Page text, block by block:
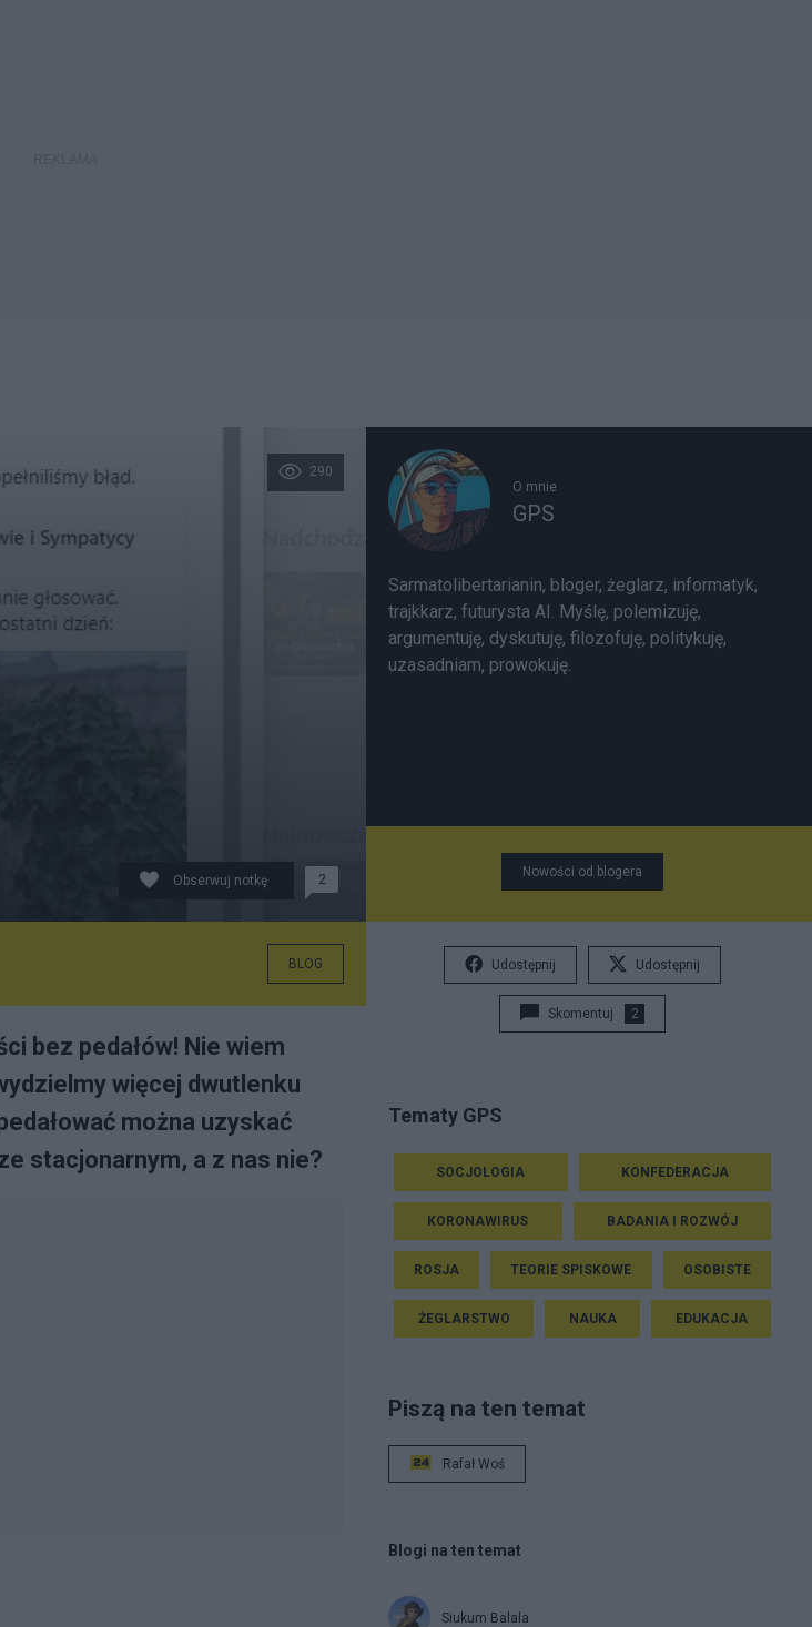
290
Obserwuj notkę 2
BLOG
bez pedałów! Nie wiem
więcej dwutlenku
można uzyskać
stacjonarnym, a z nas nie?
O mnie
GPS
Sarmatolibertarianin, bloger, żeglarz, informatyk,
trajkkarz, futurysta AI. Myślę, polemizuję,
argumentuję, dyskutuję, filozofuję, politykuję,
uzasadniam, prowokuję.
Nowości od blogera
Udostępnij Udostępnij
Skomentuj 2
Tematy GPS
SOCJOLOGIA KONFEDERACJA
KORONAWIRUS BADANIA I ROZWÓJ
ROSJA TEORIE SPISKOWE OSOBISTE
ŻEGLARSTWO NAUKA EDUKACJA
Piszą na ten temat
Rafał Woś
Blogi na ten temat
Siukum Balala